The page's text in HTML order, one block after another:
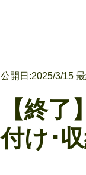
公開日:2025/3/15
【終
付け･